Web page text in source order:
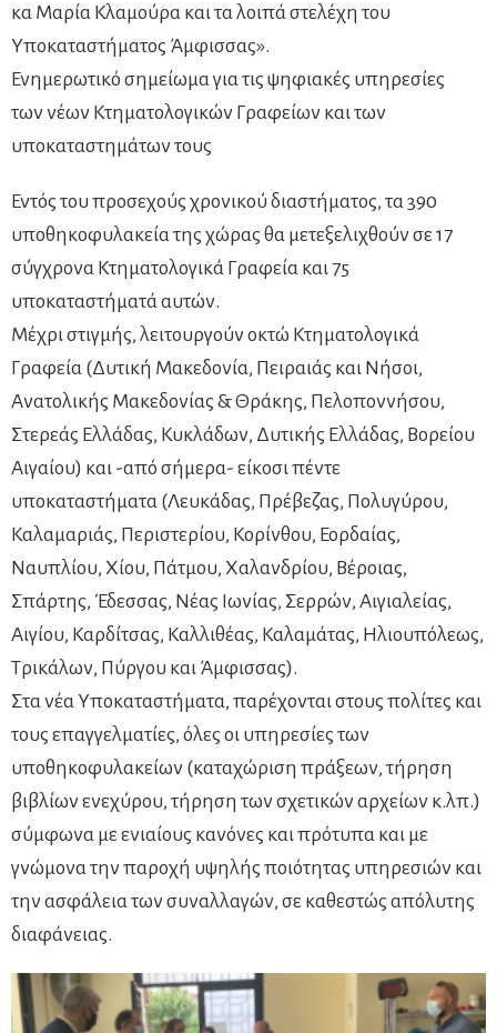
κα Μαρία Κλαμούρα και τα λοιπά στελέχη του
Υποκαταστήματος Άμφισσας».
Ενημερωτικό σημείωμα για τις ψηφιακές υπηρεσίες
των νέων Κτηματολογικών Γραφείων και των
υποκαταστημάτων τους
Εντός του προσεχούς χρονικού διαστήματος, τα 390
υποθηκοφυλακεία της χώρας θα μετεξελιχθούν σε 17
σύγχρονα Κτηματολογικά Γραφεία και 75
υποκαταστήματά αυτών.
Μέχρι στιγμής, λειτουργούν οκτώ Κτηματολογικά
Γραφεία (Δυτική Μακεδονία, Πειραιάς και Νήσοι,
Ανατολικής Μακεδονίας & Θράκης, Πελοποννήσου,
Στερεάς Ελλάδας, Κυκλάδων, Δυτικής Ελλάδας, Βορείου
Αιγαίου) και -από σήμερα- είκοσι πέντε
υποκαταστήματα (Λευκάδας, Πρέβεζας, Πολυγύρου,
Καλαμαριάς, Περιστερίου, Κορίνθου, Εορδαίας,
Ναυπλίου, Χίου, Πάτμου, Χαλανδρίου, Βέροιας,
Σπάρτης, Έδεσσας, Νέας Ιωνίας, Σερρών, Αιγιαλείας,
Αιγίου, Καρδίτσας, Καλλιθέας, Καλαμάτας, Ηλιουπόλεως,
Τρικάλων, Πύργου και Άμφισσας).
Στα νέα Υποκαταστήματα, παρέχονται στους πολίτες και
τους επαγγελματίες, όλες οι υπηρεσίες των
υποθηκοφυλακείων (καταχώριση πράξεων, τήρηση
βιβλίων ενεχύρου, τήρηση των σχετικών αρχείων κ.λπ.)
σύμφωνα με ενιαίους κανόνες και πρότυπα και με
γνώμονα την παροχή υψηλής ποιότητας υπηρεσιών και
την ασφάλεια των συναλλαγών, σε καθεστώς απόλυτης
διαφάνειας.